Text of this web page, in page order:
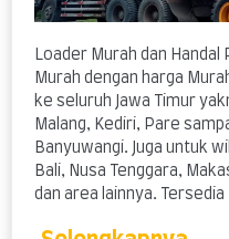
Loader Murah dan Handal
Murah dengan harga
ke seluruh Jawa Timur
Malang, Kediri, Pare
Banyuwangi. Juga untuk
Bali, Nusa Tenggara,
dan area lainnya. Tersedia